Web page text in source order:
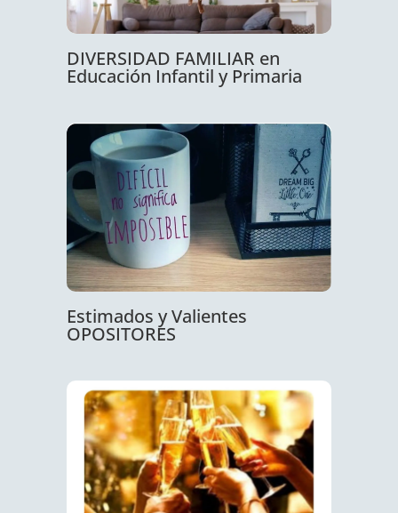
DIVERSIDAD FAMILIAR en
Educación Infantil y Primaria
Estimados y Valientes
OPOSITORES